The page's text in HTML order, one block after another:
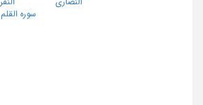
سوره القلم